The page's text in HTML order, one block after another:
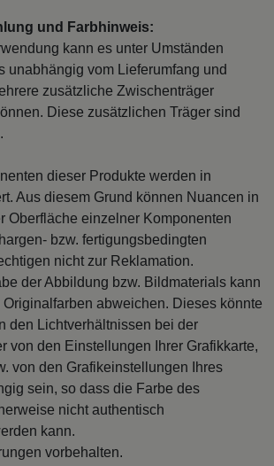
und Farbhinweis:
kann es unter Umständen
unabhängig vom Lieferumfang und
zusätzliche Zwischenträger
Diese zusätzlichen Träger sind
dieser Produkte werden in
Aus diesem Grund können Nuancen in
Oberfläche einzelner Komponenten
bzw. fertigungsbedingten
nicht zur Reklamation.
der Abbildung bzw. Bildmaterials kann
abweichen. Dieses könnte
den Lichtverhältnissen bei der
von den Einstellungen Ihrer Grafikkarte,
von den Grafikeinstellungen Ihres
sein, so dass die Farbe des
nicht authentisch
kann.
vorbehalten.